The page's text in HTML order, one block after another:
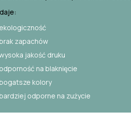
ekologiczność
zapachów
jakość druku
odporność na blaknięcie
kolory
odporne na zużycie